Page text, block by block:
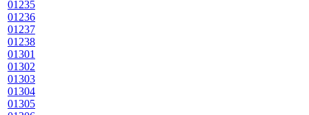
01235
01236
01237
01238
01301
01302
01303
01304
01305